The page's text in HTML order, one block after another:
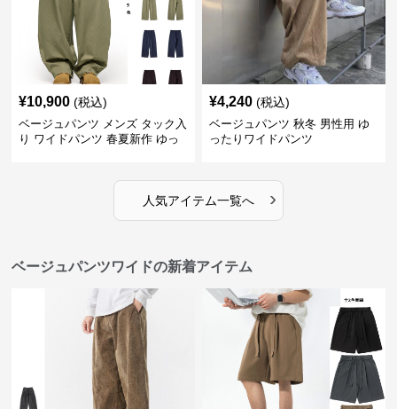
¥10,900 (税込)
ベージュパンツ メンズ タック入
り ワイドパンツ 春夏新作 ゆっ
¥4,240 (税込)
ベージュパンツ 秋冬 男性用 ゆ
ったりワイドパンツ
人気アイテム一覧へ ›
ベージュパンツワイドの新着アイテム